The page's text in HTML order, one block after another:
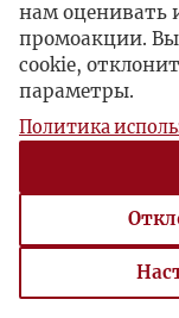
нам оценивать
промоакции.
cookie,
параметры.
Политика
Настройки файлов